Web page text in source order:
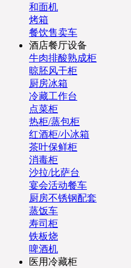
和面机
烤箱
餐饮售卖车
酒店餐厅设备
牛肉排酸熟成柜
晾胚风干柜
厨房冰箱
冷藏工作台
点菜柜
热柜/蒸包柜
红酒柜/小冰箱
茶叶保鲜柜
消毒柜
沙拉/比萨台
宴会活动餐车
厨房不锈钢配套
蒸饭车
寿司柜
铁板烧
啤酒机
医用冷藏柜